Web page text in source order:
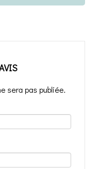
sera pas publiée.